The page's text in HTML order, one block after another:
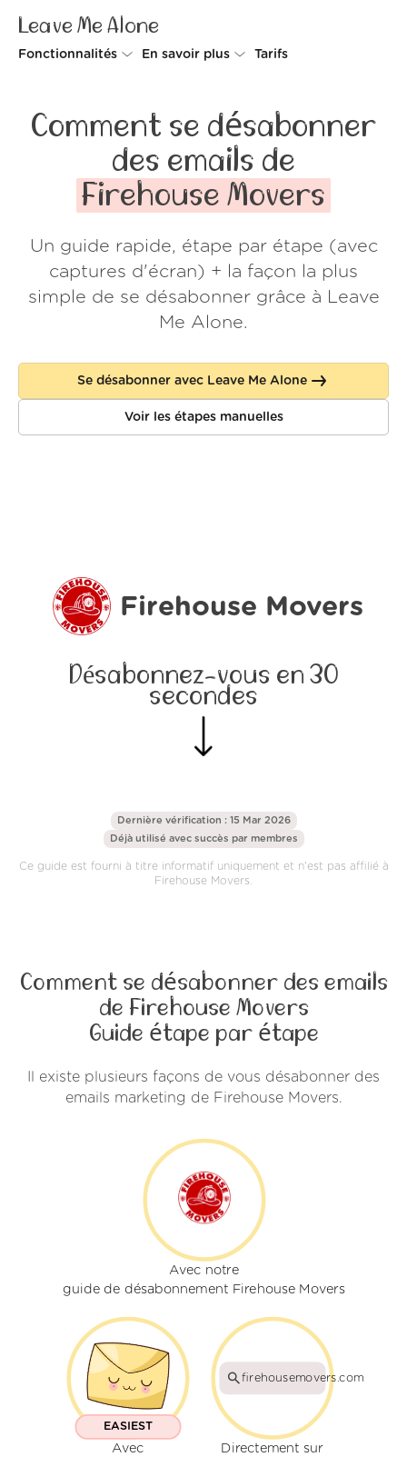
Leave Me Alone
Fonctionnalités
Screener
Spam Blocker
Ne pas déranger
En savoir plus
Sécurité
Preuves d'amour
À propos de nous
Se connecter
Tarifs
Comment se désabonner
des emails de
Firehouse Movers
Un guide rapide, étape par étape (avec
captures d'écran) + la façon la plus
simple de se désabonner grâce à Leave
Me Alone.
Se désabonner avec Leave Me Alone
Voir les étapes manuelles
Firehouse Movers
Désabonnez-vous en 30
secondes
Dernière vérification : 15 Mar 2026
Déjà utilisé avec succès par membres
Ce guide est fourni à titre informatif uniquement et n'est pas affilié à
Firehouse Movers.
Comment se désabonner des emails
de Firehouse Movers
Guide étape par étape
Il existe plusieurs façons de vous désabonner des
emails marketing de Firehouse Movers.
Avec notre
guide de désabonnement Firehouse Movers
EASIEST
Avec
firehousemovers.com
Directement sur